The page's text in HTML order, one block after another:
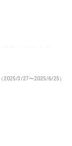
2025/3/27〜2025/6/25）